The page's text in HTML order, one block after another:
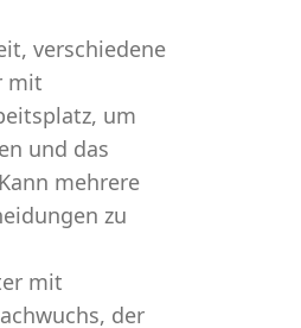
verschiedene
mit
um
und das
mehrere
zu
mit
der